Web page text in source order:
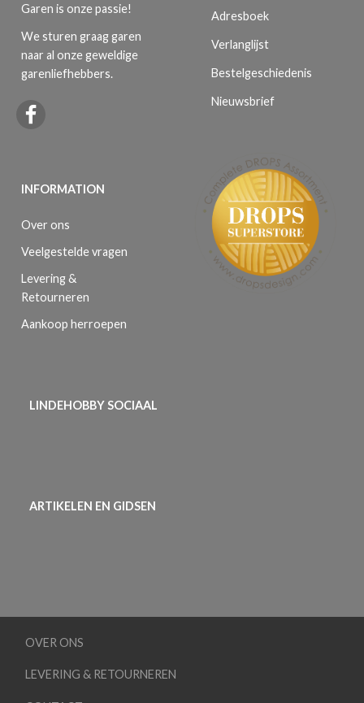
Garen is onze passie!
We sturen graag garen
naar al onze geweldige
garenliefhebbers.
INFORMATION
Over ons
Veelgestelde vragen
Levering &
Retourneren
Aankoop herroepen
Adresboek
Verlanglijst
Bestelgeschiedenis
Nieuwsbrief
LINDEHOBBY SOCIAAL
ARTIKELEN EN GIDSEN
OVER ONS
LEVERING & RETOURNEREN